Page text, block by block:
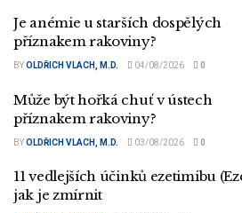
Je anémie u starších dospělých
příznakem rakoviny?
BYOLDŘICH VLACH, M.D. 04/08/2026 0
Může být hořká chuť v ústech
příznakem rakoviny?
BYOLDŘICH VLACH, M.D. 03/08/2026 0
11 vedlejších účinků ezetimibu
jak je zmírnit